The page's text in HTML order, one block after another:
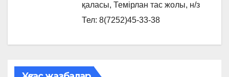
қаласы, Темірлан тас жолы, н/з
Тел: 8(7252)45-33-38